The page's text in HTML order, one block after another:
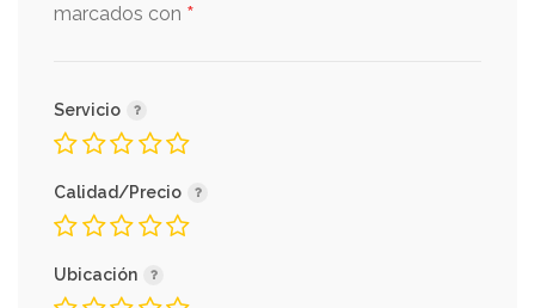
marcados con *
Servicio
Calidad/Precio
Ubicación